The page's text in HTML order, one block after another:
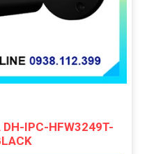
DH-IPC-HFW3249T-